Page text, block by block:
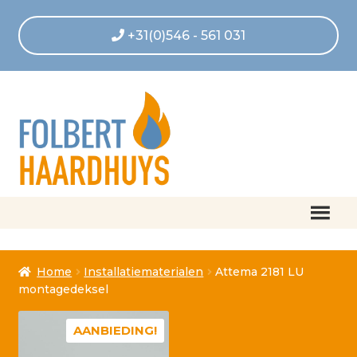
+31(0)546 - 561 031
Afrekenen
Algemene voorwaarden
Betaling geannuleerd
Home Installatiematerialen
Attema 2181 LU
montagedeksel
AANBIEDING!